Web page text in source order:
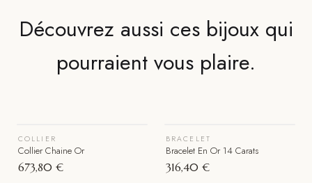
Découvrez aussi ces bijoux qui
pourraient vous plaire.
COLLIER
Collier Chaine Or
673,80 €
Épuisé
BRACELET
Bracelet En Or 14 Carats
316,40 €